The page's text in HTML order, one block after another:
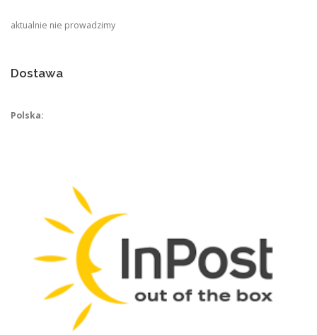
aktualnie nie prowadzimy
Dostawa
Polska: